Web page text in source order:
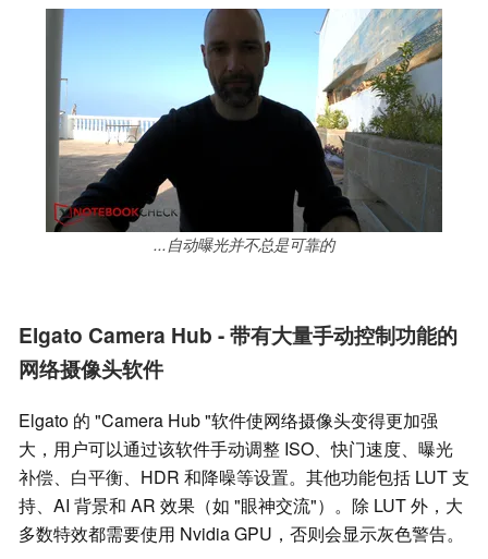
...自动曝光并不总是可靠的
Elgato Camera Hub - 带有大量手动控制功能的
网络摄像头软件
Elgato 的 "Camera Hub "软件使网络摄像头变得更加强
大，用户可以通过该软件手动调整 ISO、快门速度、曝光
补偿、白平衡、HDR 和降噪等设置。其他功能包括 LUT 支
持、AI 背景和 AR 效果（如 "眼神交流"）。除 LUT 外，大
多数特效都需要使用 Nvidia GPU，否则会显示灰色警告。